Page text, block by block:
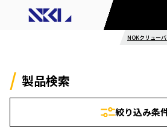
NOKクリュー
製品検索
絞り込み条